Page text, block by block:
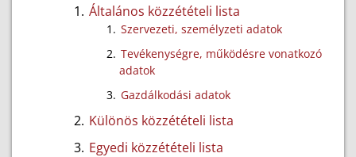
Általános közzétételi lista
Szervezeti, személyzeti adatok
Tevékenységre, működésre vonatkozó
adatok
Gazdálkodási adatok
Különös közzétételi lista
Egyedi közzétételi lista